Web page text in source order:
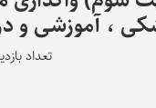
آموزشی و درمانی
تعداد بازدید